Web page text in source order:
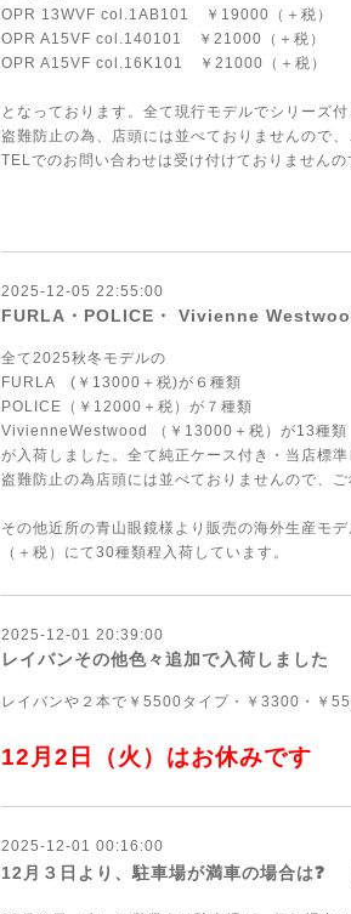
OPR 13WVF col.1AB101 ￥19000（＋税）
OPR A15VF col.140101 ￥21000（＋税）
OPR A15VF col.16K101 ￥21000（＋税）
となっております。全て現行モデルでシリーズ
盗難防止の為、店頭には並べておりませんので
TELでのお問い合わせは受け付けておりませんの
2025-12-05 22:55:00
FURLA・POLICE・ Vivienne
全て2025秋冬モデルの
FURLA (￥13000＋税)が６種類
POLICE（￥12000＋税）が７種類
VivienneWestwood （￥13000＋税）が13種類
が入荷しました。全て純正ケース付き・当店標準
盗難防止の為店頭には並べておりませんので、
その他近所の青山眼鏡様より販売の海外生産モ
（＋税）にて30種類程入荷しています。
2025-12-01 20:39:00
レイバンその他色々追加で入荷しました
レイバンや２本で￥5500タイプ・￥3300・￥
12月2日（火）はお休みです
2025-12-01 00:16:00
12月３日より、駐車場が満車の場合は❓